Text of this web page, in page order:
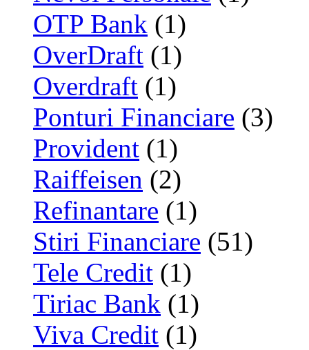
OTP Bank (1)
OverDraft (1)
Overdraft (1)
Ponturi Financiare (3)
Provident (1)
Raiffeisen (2)
Refinantare (1)
Stiri Financiare (51)
Tele Credit (1)
Tiriac Bank (1)
Viva Credit (1)